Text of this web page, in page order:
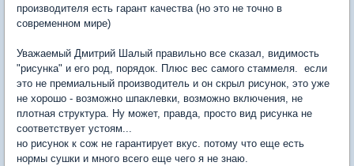
производителя есть гарант качества (но это не точно в
современном мире)
Уважаемый Дмитрий Шалый правильно все сказал, видимость
"рисунка" и его род, порядок. Плюс вес самого стаммеля. если
это не премиальный производитель и он скрыл рисунок, это уже
не хорошо - возможно шпаклевки, возможно включения, не
плотная структура. Ну может, правда, просто вид рисунка не
соответствует устоям...
но рисунок к сож не гарантирует вкус. потому что еще есть
нормы сушки и много всего еще чего я не знаю.